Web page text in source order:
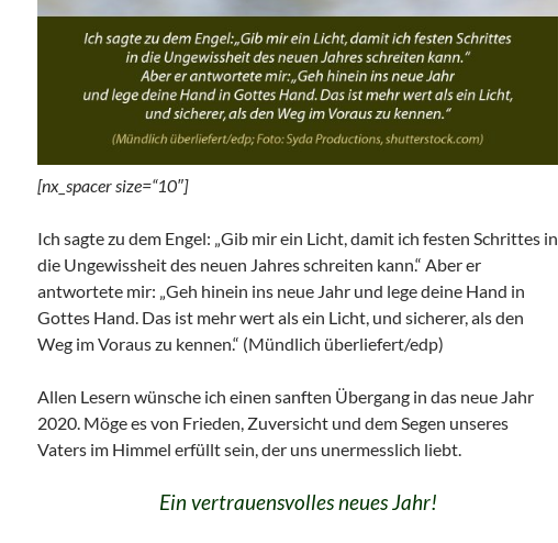
[nx_spacer size=“10″]
Ich sagte zu dem Engel: „Gib mir ein Licht, damit ich festen Schrittes in
die Ungewissheit des neuen Jahres schreiten kann.“ Aber er
antwortete mir: „Geh hinein ins neue Jahr und lege deine Hand in
Gottes Hand. Das ist mehr wert als ein Licht, und sicherer, als den
Weg im Voraus zu kennen.“ (Mündlich überliefert/edp)
Allen Lesern wünsche ich einen sanften Übergang in das neue Jahr
2020. Möge es von Frieden, Zuversicht und dem Segen unseres
Vaters im Himmel erfüllt sein, der uns unermesslich liebt.
Ein vertrauensvolles neues Jahr!